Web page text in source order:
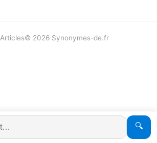
🔍
Articles© 2026 Synonymes-de.fr